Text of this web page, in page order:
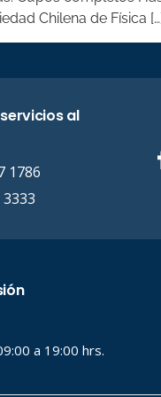
Chilena de Física